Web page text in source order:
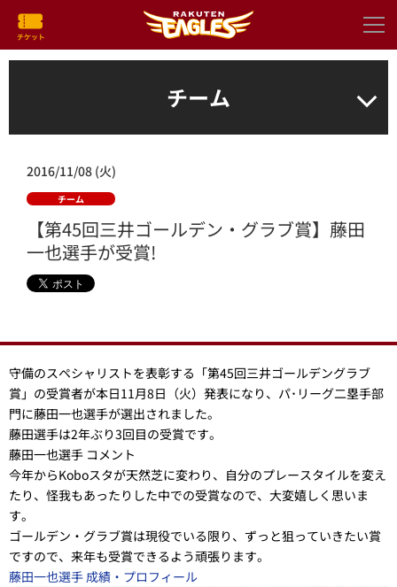
チーム
2016/11/08 (火)
チーム
【第45回三井ゴールデン・グラブ賞】藤田
一也選手が受賞!
守備のスペシャリストを表彰する「第45回三井ゴールデングラブ
賞」の受賞者が本日11月8日（火）発表になり、パ･リーグ二塁手部
門に藤田一也選手が選出されました。
藤田選手は2年ぶり3回目の受賞です。
藤田一也選手 コメント
今年からKoboスタが天然芝に変わり、自分のプレースタイルを変え
たり、怪我もあったりした中での受賞なので、大変嬉しく思いま
す。
ゴールデン・グラブ賞は現役でいる限り、ずっと狙っていきたい賞
ですので、来年も受賞できるよう頑張ります。
藤田一也選手 成績・プロフィール